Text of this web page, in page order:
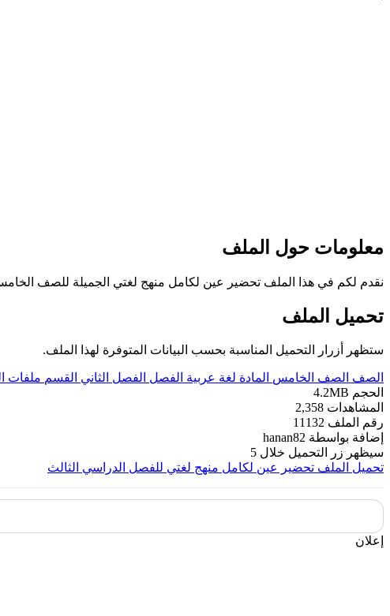
معلومات حول الملف
نقدم لكم في هذا الملف تحضير عين لكامل منهج لغتي الجميلة للصف الخامس
تحميل الملف
ستظهر أزرار التحميل المناسبة بحسب البيانات المتوفرة لهذا الملف.
الصف الصف الخامس المادة لغة عربية الفصل الفصل الثاني القسم ملفات
الحجم 4.2MB
المشاهدات 2,358
رقم الملف 11132
إضافة بواسطة hanan82
سيظهر زر التحميل خلال 5
تحميل الملف تحضير عين لكامل منهج لغتي للفصل الدراسي الثالث
إعلان